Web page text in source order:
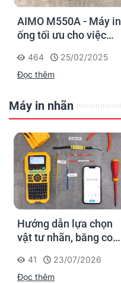
AIMO M550A - Máy in
ống tối ưu cho việc
nhận diện cáp điện,
cáp mạng
464
25/02/2025
Đọc thêm
Máy in nhãn
Hướng dẫn lựa chọn
vật tư nhãn, băng co
Supvan G15M Pro
41
23/07/2026
Đọc thêm